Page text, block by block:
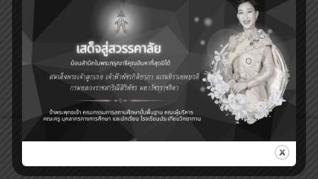
ข่าวประชาสัมพันธ์เพิ่มเติม